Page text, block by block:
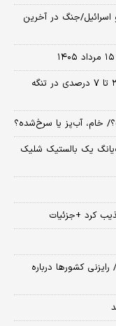
و اسرائیل/جنگ در آخرین
رویترز: ایران و عمان برای تعیین تعرفه ترانزیت ۳ تا ۷ درصدی در تنگه
خام، آب‌پز یا سرخ‌شده؟
یک بالستیک شلیک
کرد +جزئیات
کشورها درباره